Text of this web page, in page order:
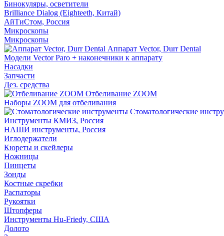
Бинокуляры, осветители
Brilliance Dialog (Eighteeth, Китай)
АйТиСтом, Россия
Микроскопы
Микроскопы
Аппарат Vector, Durr Dental
Модели Vector Paro + наконечники к аппарату
Насадки
Запчасти
Дез. средства
Отбеливание ZOOM
Наборы ZOOM для отбеливания
Стоматологические
Инструменты КМИЗ, Россия
НАШИ инструменты, Россия
Иглодержатели
Кюреты и скейлеры
Ножницы
Пинцеты
Зонды
Костные скребки
Распаторы
Рукоятки
Штопферы
Инструменты Hu-Friedy, США
Долото